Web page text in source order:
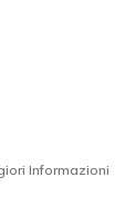
Informazioni